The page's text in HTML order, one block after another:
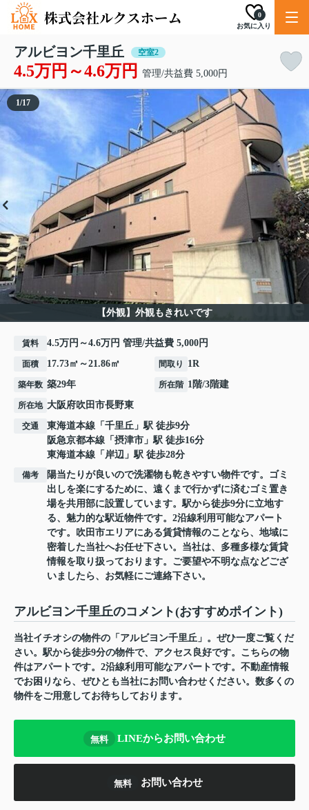
お気に入り
0
アルビヨン千里丘 空室2
4.5万円～4.6万円 管理/共益費 5,000円
【外観】外観もきれいです
1/17
賃料 4.5万円～4.6万円 管理/共益費 5,000円
面積 17.73㎡～21.86㎡ 間取り 1R
築年数 築29年 所在階 1階/3階建
所在地 大阪府吹田市長野東
交通 東海道本線 「 千里丘 」駅 徒歩9分
阪急京都本線 「 摂津市 」駅 徒歩16分
東海道本線 「 岸辺 」駅 徒歩28分
備考
陽当たりが良いので洗濯物も乾きやすい物件です。ゴミ
出しを楽にするために、遠くまで行かずに済むゴミ置き
場を共用部に設置しています。駅から徒歩9分に立地す
る、魅力的な駅近物件です。2沿線利用可能なアパート
です。吹田市エリアにある賃貸情報のことなら、地域に
密着した当社へお任せ下さい。当社は、多種多様な賃貸
情報を取り扱っております。ご要望や不明な点などござ
いましたら、お気軽にご連絡下さい。
アルビヨン千里丘のコメント(おすすめポイント)
当社イチオシの物件の「アルビヨン千里丘」。ぜひ一度ご覧くだ
さい。駅から徒歩9分の物件で、アクセス良好です。こちらの物
件はアパートです。2沿線利用可能なアパートです。不動産情報
でお困りなら、ぜひとも当社にお問い合わせください。数多くの
物件をご用意してお待ちしております。
無料 LINEからお問い合わせ
無料 お問い合わせ